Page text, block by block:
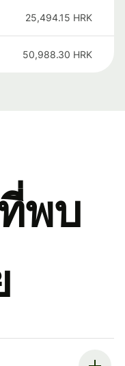
25,494.15 HRK
50,988.30 HRK
พบ